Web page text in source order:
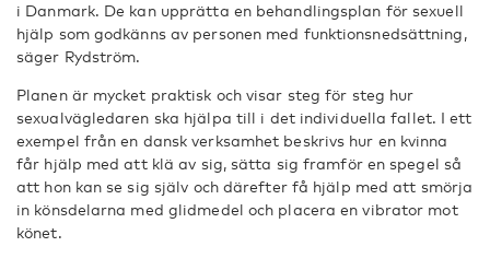
i Danmark. De kan upprätta en behandlingsplan för sexuell
hjälp som godkänns av personen med funktionsnedsättning,
säger Rydström.
Planen är mycket praktisk och visar steg för steg hur
sexualvägledaren ska hjälpa till i det individuella fallet. I ett
exempel från en dansk verksamhet beskrivs hur en kvinna
får hjälp med att klä av sig, sätta sig framför en spegel så
att hon kan se sig själv och därefter få hjälp med att smörja
in könsdelarna med glidmedel och placera en vibrator mot
könet.